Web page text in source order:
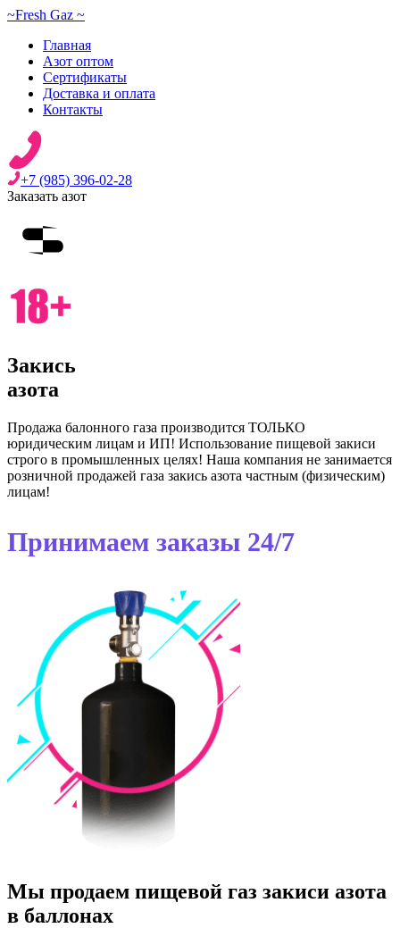
~Fresh Gaz ~
Главная
Азот оптом
Сертификаты
Доставка и оплата
Контакты
+7 (985) 396-02-28
Заказать азот
Закись
азота
Продажа балонного газа производится ТОЛЬКО
юридическим лицам и ИП! Использование пищевой закиси
строго в промышленных целях! Наша компания не занимается
розничной продажей газа закись азота частным (физическим)
лицам!
Принимаем заказы 24/7
Мы продаем пищевой газ закиси азота
в баллонах